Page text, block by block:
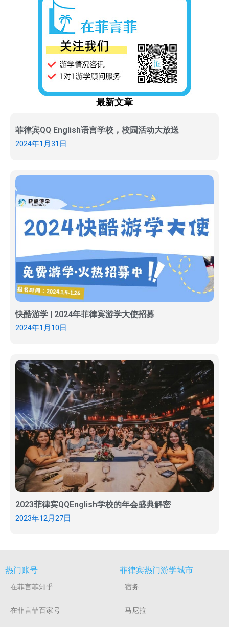
最新文章
菲律宾QQ English语言学校，校园活动大放送
2024年1月31日
快酷游学 | 2024年菲律宾游学大使招募
2024年1月10日
2023菲律宾QQEnglish学校的年会盛典解密
2023年12月27日
热门账号
在菲言菲知乎
在菲言菲百家号
菲律宾热门游学城市
宿务
马尼拉